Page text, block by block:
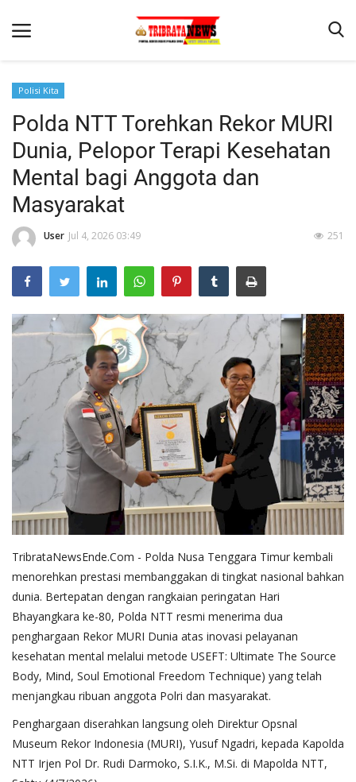
Beranda
Terms & Conditions
Binkam
Lantas
Mitra Polisi
Polisi Kita
Polisi Kita
Polda NTT Torehkan Rekor MURI
Dunia, Pelopor Terapi Kesehatan
Mental bagi Anggota dan
Masyarakat
User Jul 4, 2026 03:49 251
TribrataNewsEnde.Com - Polda Nusa Tenggara Timur kembali
menorehkan prestasi membanggakan di tingkat nasional bahkan
dunia. Bertepatan dengan rangkaian peringatan Hari
Bhayangkara ke-80, Polda NTT resmi menerima dua
penghargaan Rekor MURI Dunia atas inovasi pelayanan
kesehatan mental melalui metode USEFT: Ultimate The Source
Body, Mind, Soul Emotional Freedom Technique) yang telah
menjangkau ribuan anggota Polri dan masyarakat.
Penghargaan diserahkan langsung oleh Direktur Opsnal
Museum Rekor Indonesia (MURI), Yusuf Ngadri, kepada Kapolda
NTT Irjen Pol Dr. Rudi Darmoko, S.I.K., M.Si. di Mapolda NTT,